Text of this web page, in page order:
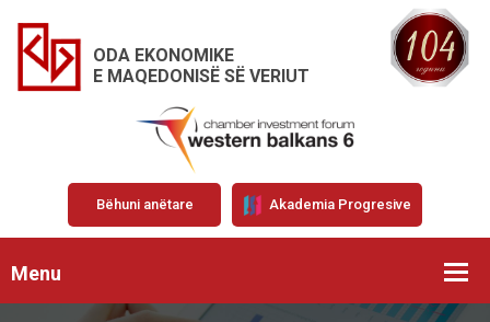
ODA EKONOMIKE
E MAQEDONISË SË VERIUT
Bëhuni anëtare Akademia Progresive
Menu